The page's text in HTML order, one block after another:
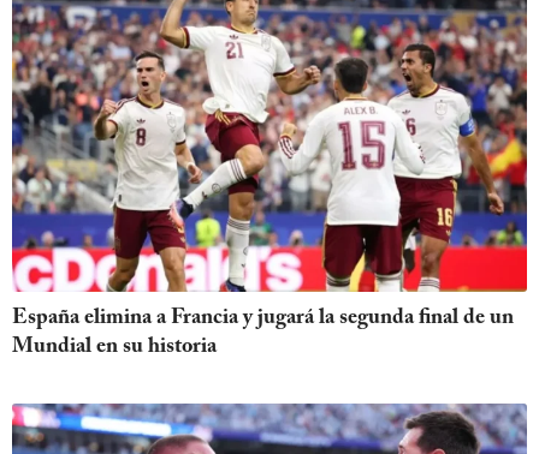
España elimina a Francia y jugará la segunda final de un
Mundial en su historia